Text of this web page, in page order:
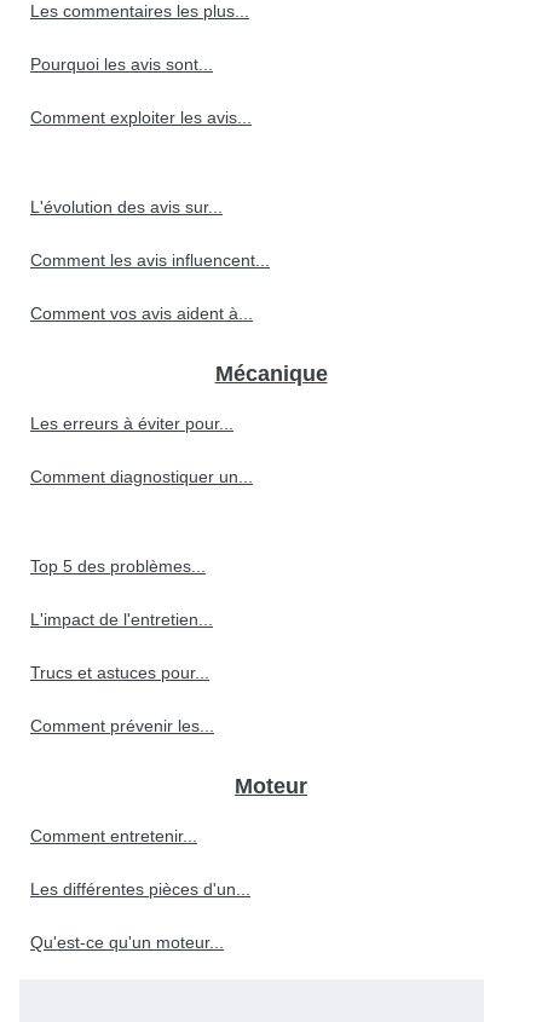
Les commentaires les plus...
Pourquoi les avis sont...
Comment exploiter les avis...
L'évolution des avis sur...
Comment les avis influencent...
Comment vos avis aident à...
Mécanique
Les erreurs à éviter pour...
Comment diagnostiquer un...
Top 5 des problèmes...
L'impact de l'entretien...
Trucs et astuces pour...
Comment prévenir les...
Moteur
Comment entretenir...
Les différentes pièces d'un...
Qu'est-ce qu'un moteur...